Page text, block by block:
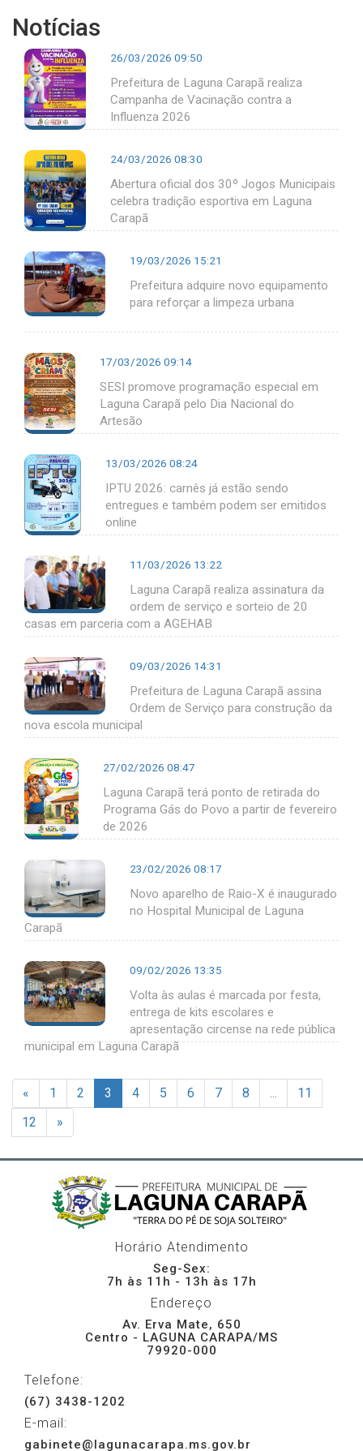
Notícias
26/03/2026 09:50
Prefeitura de Laguna Carapã realiza
Campanha de Vacinação contra a
Influenza 2026
24/03/2026 08:30
Abertura oficial dos 30º Jogos Municipais
celebra tradição esportiva em Laguna
Carapã
19/03/2026 15:21
Prefeitura adquire novo equipamento
para reforçar a limpeza urbana
17/03/2026 09:14
SESI promove programação especial em
Laguna Carapã pelo Dia Nacional do
Artesão
13/03/2026 08:24
IPTU 2026: carnês já estão sendo
entregues e também podem ser emitidos
online
11/03/2026 13:22
Laguna Carapã realiza assinatura da
ordem de serviço e sorteio de 20
casas em parceria com a AGEHAB
09/03/2026 14:31
Prefeitura de Laguna Carapã assina
Ordem de Serviço para construção da
nova escola municipal
27/02/2026 08:47
Laguna Carapã terá ponto de retirada do
Programa Gás do Povo a partir de fevereiro
de 2026
23/02/2026 08:17
Novo aparelho de Raio-X é inaugurado
no Hospital Municipal de Laguna
Carapã
09/02/2026 13:35
Volta às aulas é marcada por festa,
entrega de kits escolares e
apresentação circense na rede pública
municipal em Laguna Carapã
« 1 2 3 4 5 6 7 8
11
12
»
Horário Atendimento
Seg-Sex:
7h às 11h - 13h às 17h
Endereço
Av. Erva Mate, 650
Centro - LAGUNA CARAPA/MS
79920-000
Telefone:
(67) 3438-1202
E-mail:
gabinete@lagunacarapa.ms.gov.br